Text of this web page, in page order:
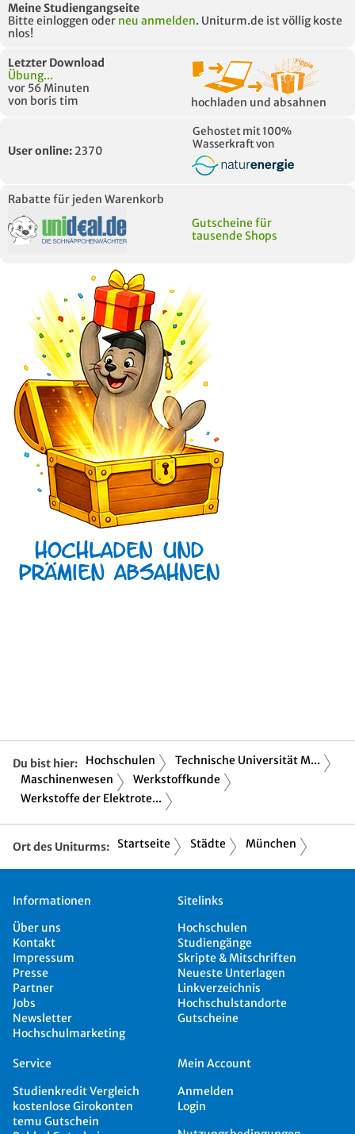
Meine Studiengangseite
Bitte einloggen oder neu anmelden. Uniturm.de ist völlig koste
nlos!
Letzter Download
Übung...
vor 56 Minuten
von boris tim
hochladen und absahnen
User online: 2370
Gehostet mit 100%
Wasserkraft von
Rabatte für jeden Warenkorb
Gutscheine für
tausende Shops
Du bist hier: Hochschulen
Technische Universität M...
Maschinenwesen
Werkstoffkunde
Werkstoffe der Elektrote...
Ort des Uniturms: Startseite Städte München
Informationen
Über uns
Kontakt
Impressum
Presse
Partner
Jobs
Newsletter
Hochschulmarketing
Sitelinks
Hochschulen
Studiengänge
Skripte & Mitschriften
Neueste Unterlagen
Linkverzeichnis
Hochschulstandorte
Gutscheine
Service
Studienkredit Vergleich
kostenlose Girokonten
temu Gutschein
Mein Account
Anmelden
Login